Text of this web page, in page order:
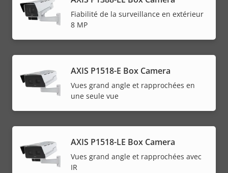
Fiabilité de la surveillance en extérieur
8 MP
AXIS P1518-E Box Camera
Vues grand angle et rapprochées en
une seule vue
AXIS P1518-LE Box Camera
Vues grand angle et rapprochées avec
IR